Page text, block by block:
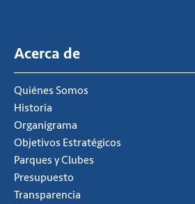
Acerca de
Quiénes Somos
Historia
Organigrama
Objetivos Estratégicos
Parques y Clubes
Presupuesto
Transparencia